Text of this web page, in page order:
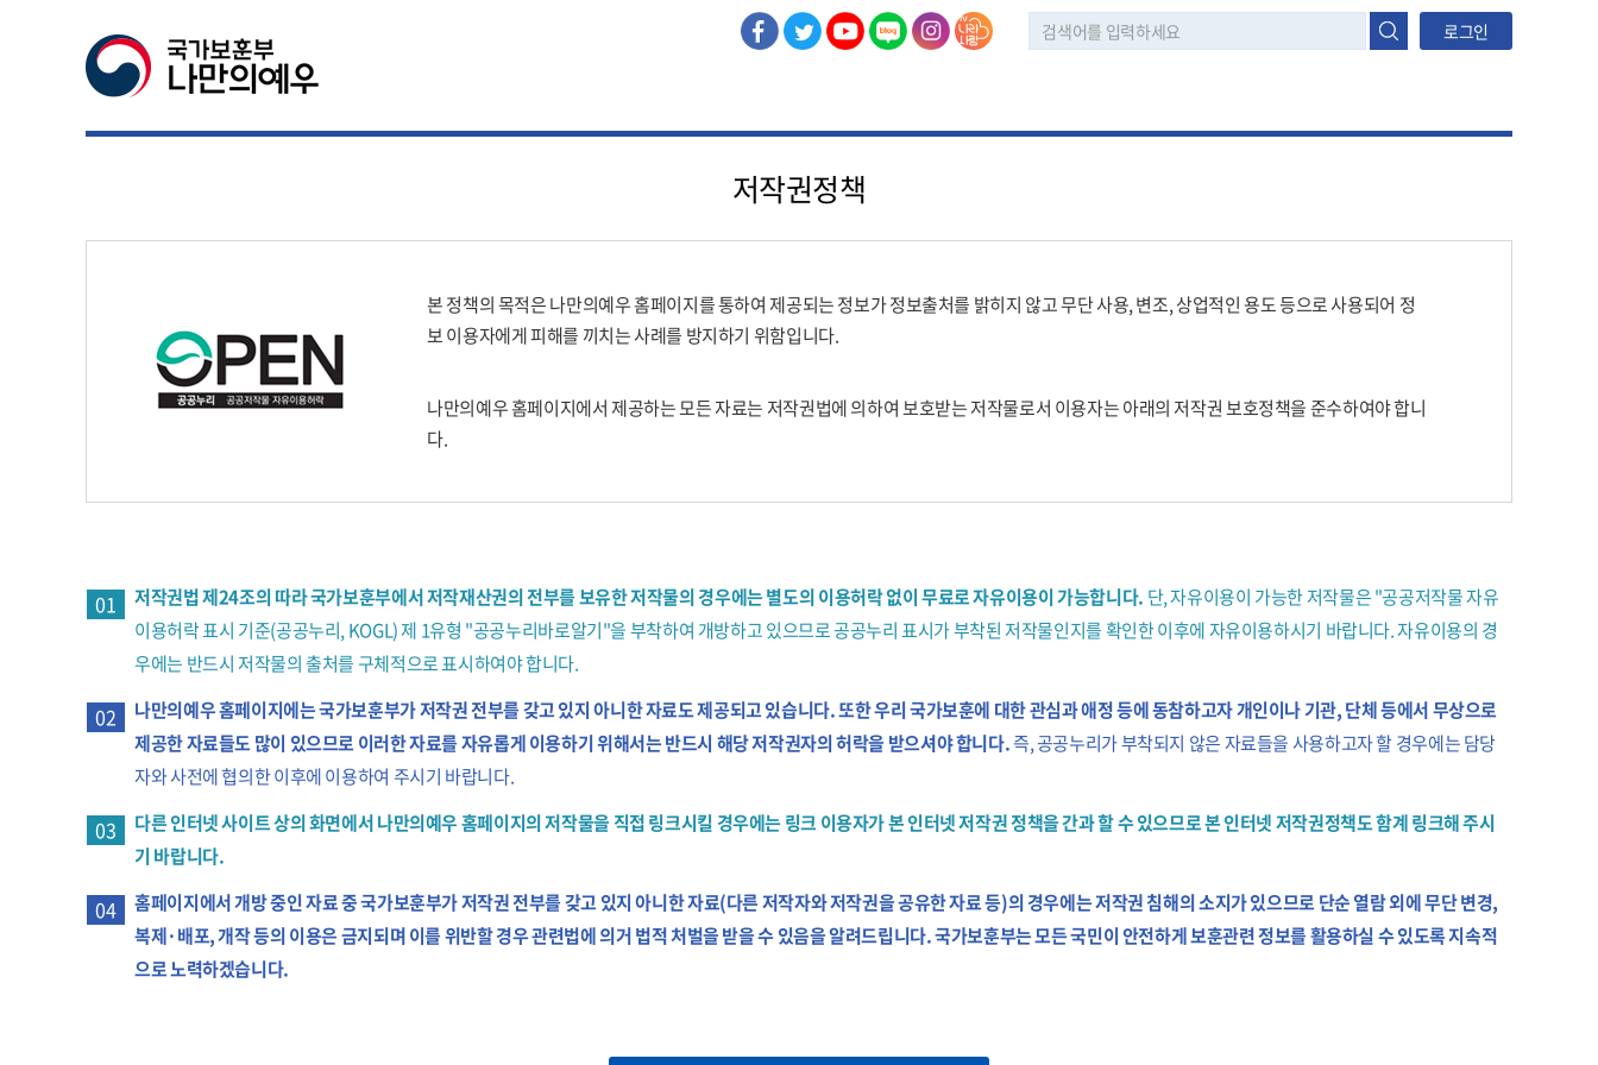
로그인
저작권정책
본 정책의 목적은 나만의예우 홈페이지를 통하여 제공되는 정보가 정보출처를 밝히지 않고 무단 사용, 변조, 상업적인 용도 등으로 사용되어 정
보 이용자에게 피해를 끼치는 사례를 방지하기 위함입니다.
나만의예우 홈페이지에서 제공하는 모든 자료는 저작권법에 의하여 보호받는 저작물로서 이용자는 아래의 저작권 보호정책을 준수하여야 합니
다.
01 저작권법 제24조의 따라 국가보훈부에서 저작재산권의 전부를 보유한 저작물의 경우에는 별도의 이용허락 없이 무료로 자유이용이 가능합니다. 단, 자유이용이 가능한 저작물은 "공공저작물 자유
이용허락 표시 기준(공공누리, KOGL) 제 1유형 "공공누리바로알기"을 부착하여 개방하고 있으므로 공공누리 표시가 부착된 저작물인지를 확인한 이후에 자유이용하시기 바랍니다. 자유이용의 경
우에는 반드시 저작물의 출처를 구체적으로 표시하여야 합니다.
02
나만의예우 홈페이지에는 국가보훈부가 저작권 전부를 갖고 있지 아니한 자료도 제공되고 있습니다. 또한 우리 국가보훈에 대한 관심과 애정 등에 동참하고자 개인이나 기관, 단체 등에서 무상으로
제공한 자료들도 많이 있으므로 이러한 자료를 자유롭게 이용하기 위해서는 반드시 해당 저작권자의 허락을 받으셔야 합니다.즉, 공공누리가 부착되지 않은 자료들을 사용하고자 할 경우에는 담당
자와 사전에 협의한 이후에 이용하여 주시기 바랍니다.
03
다른 인터넷 사이트 상의 화면에서 나만의예우 홈페이지의 저작물을 직접 링크시킬 경우에는 링크 이용자가 본 인터넷 저작권 정책을 간과 할 수 있으므로 본 인터넷 저작권정책도 함계 링크해 주시
기 바랍니다.
04
홈페이지에서 개방 중인 자료 중 국가보훈부가 저작권 전부를 갖고 있지 아니한 자료(다른 저작자와 저작권을 공유한 자료 등)의 경우에는 저작권 침해의 소지가 있으므로 단순 열람 외에 무단 변경,
복제·배포, 개작 등의 이용은 금지되며 이를 위반할 경우 관련법에 의거 법적 처벌을 받을 수 있음을 알려드립니다. 국가보훈부는 모든 국민이 안전하게 보훈관련 정보를 활용하실 수 있도록 지속적
으로 노력하겠습니다.